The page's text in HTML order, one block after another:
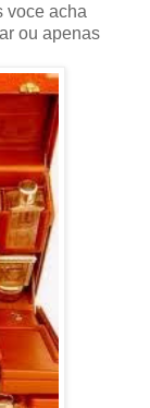
voce acha
ou apenas